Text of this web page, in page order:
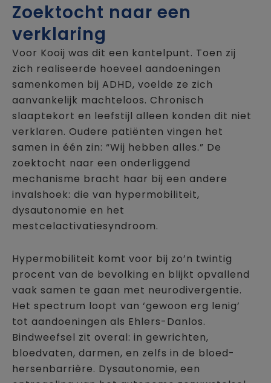
Zoektocht naar een
verklaring
Voor Kooij was dit een kantelpunt. Toen zij
zich realiseerde hoeveel aandoeningen
samenkomen bij ADHD, voelde ze zich
aanvankelijk machteloos. Chronisch
slaaptekort en leefstijl alleen konden dit niet
verklaren. Oudere patiënten vingen het
samen in één zin: “Wij hebben alles.” De
zoektocht naar een onderliggend
mechanisme bracht haar bij een andere
invalshoek: die van hypermobiliteit,
dysautonomie en het
mestcelactivatiesyndroom.
Hypermobiliteit komt voor bij zo’n twintig
procent van de bevolking en blijkt opvallend
vaak samen te gaan met neurodivergentie.
Het spectrum loopt van ‘gewoon erg lenig’
tot aandoeningen als Ehlers-Danlos.
Bindweefsel zit overal: in gewrichten,
bloedvaten, darmen, en zelfs in de bloed-
hersenbarrière. Dysautonomie, een